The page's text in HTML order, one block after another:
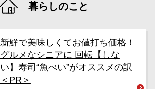
暮らしのこと
新鮮で美味しくてお値打ち価格！
グルメなシニアに 回転【しな
い】寿司“魚べい”がオススメの訳
＜PR＞